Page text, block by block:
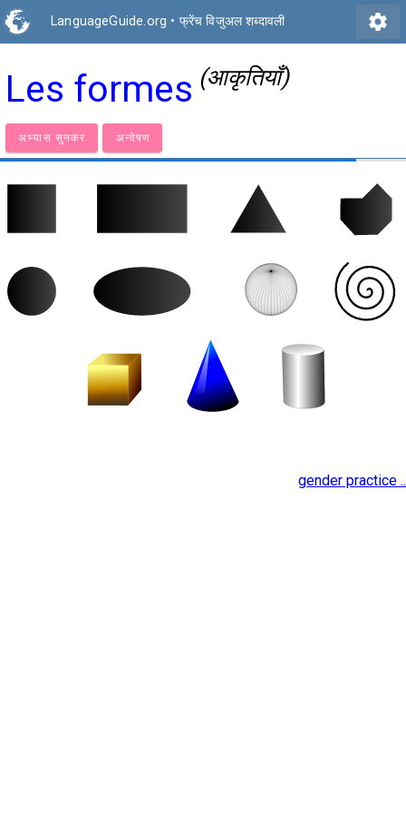
LanguageGuide.org • फ्रेंच विजुअल शब्दावली settings
Les formes (आकृतियाँ)
अभ्यास सुनकर अन्वेषण
gender practice ..